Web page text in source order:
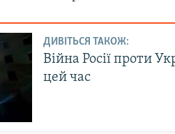
ДИВІТЬСЯ ТАКОЖ:
Війна Росії проти
цей час